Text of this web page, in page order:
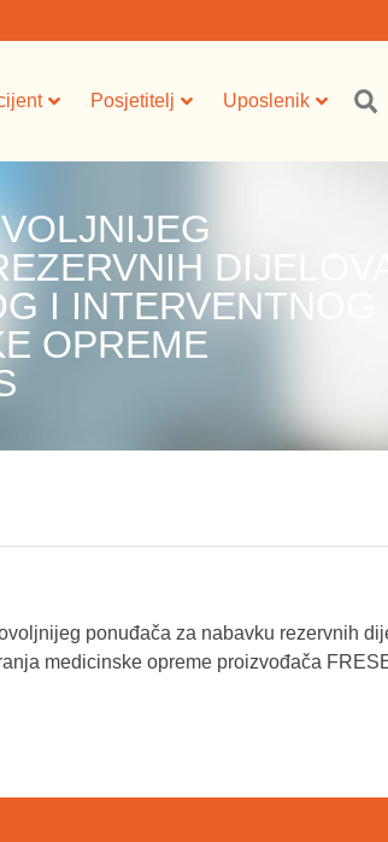
Posjetitelj Uposlenik
DIJELOVA
I INTERVENTNOG
OPREME
ponuđača za nabavku rezervnih
medicinske opreme proizvođača